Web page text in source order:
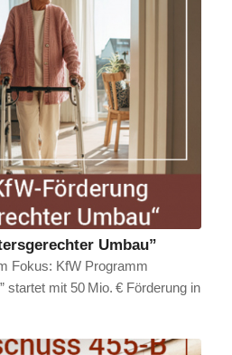
Umbau”
Fokus: KfW Programm
startet mit 50 Mio. € Förderung in